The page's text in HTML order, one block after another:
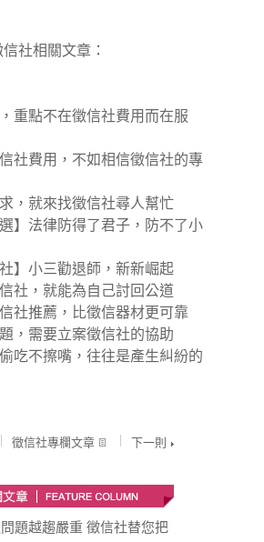
社相關文章：
重點不在徵信社費用而在服
社費用，不如相信徵信社的專
，就來找徵信社尋人幫忙
選】法律防得了君子，防不了小
社】小三勸退師，新新崛起
社，就能為自己討回公道
社推薦，比徵信器材更可靠
，需要立案徵信社的協助
偷吃不擦嘴，往往是產生糾紛的
徵信社專欄文章 下一則
題越趨嚴重 徵信社替您把